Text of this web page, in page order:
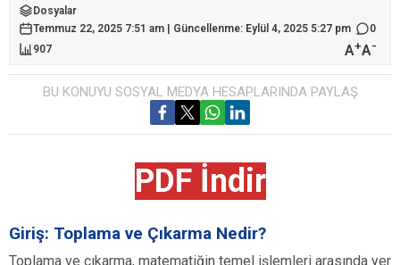
Dosyalar
Temmuz 22, 2025 7:51 am | Güncellenme: Eylül 4, 2025 5:27 pm
0
907
A+A-
BU KONUYU SOSYAL MEDYA HESAPLARINDA PAYLAŞ
PDF İndir
Giriş: Toplama ve Çıkarma Nedir?
Toplama ve çıkarma, matematiğin temel işlemleri arasında yer